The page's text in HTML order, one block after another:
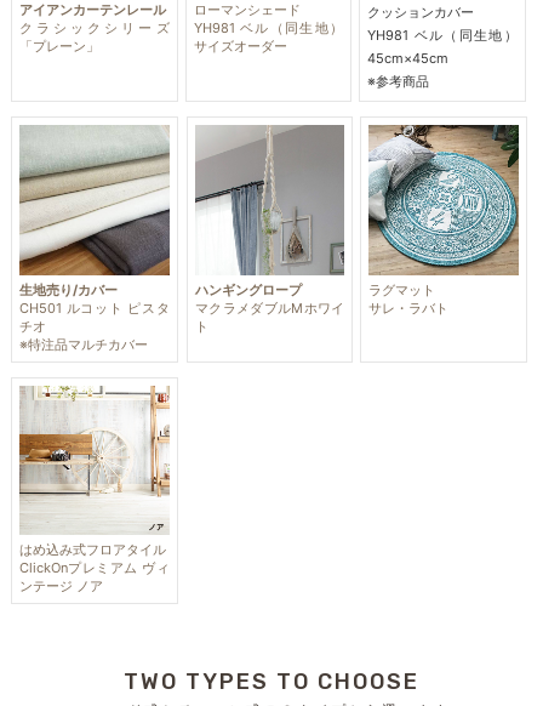
アイアンカーテンレール
クラシックシリーズ
「プレーン」
ローマンシェード
YH981 ベル（同生地）
サイズオーダー
クッションカバー
YH981 ベル（同生地）
45cm×45cm
※参考商品
生地売り/カバー
CH501 ルコット ピスタ
チオ
※特注品マルチカバー
ハンギングロープ
マクラメダブルMホワイ
ト
ラグマット
サレ・ラバト
はめ込み式フロアタイル
ClickOnプレミアム ヴィ
ンテージ ノア
TWO TYPES TO CHOOSE